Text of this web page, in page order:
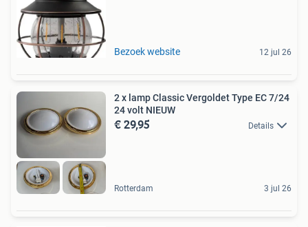
Bezoek website 12 jul 26
2 x lamp Classic Vergoldet Type EC 7/24
24 volt NIEUW
€ 29,95 Details
Rotterdam 3 jul 26